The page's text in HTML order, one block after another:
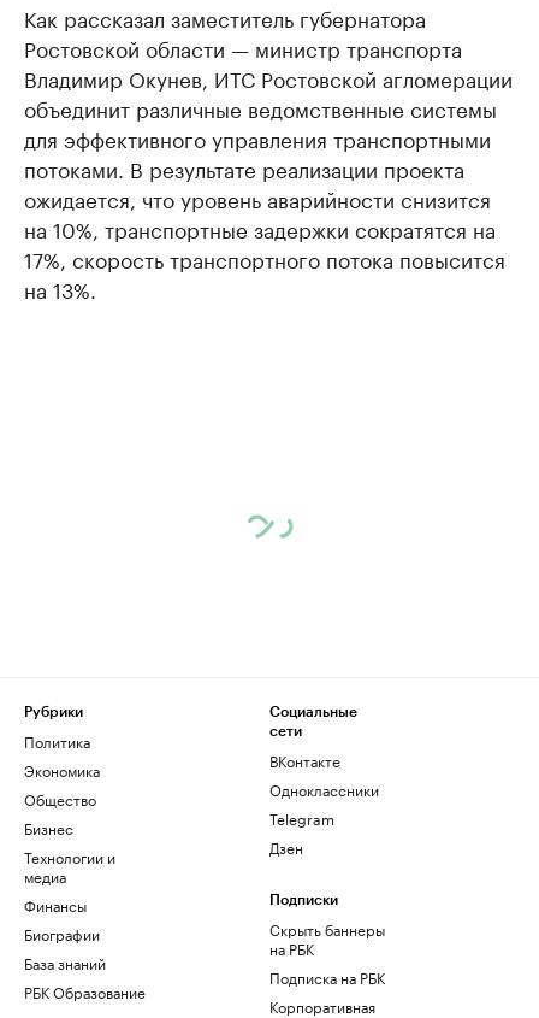
Как рассказал заместитель губернатора
Ростовской области — министр транспорта
Владимир Окунев, ИТС Ростовской агломерации
объединит различные ведомственные системы
для эффективного управления транспортными
потоками. В результате реализации проекта
ожидается, что уровень аварийности снизится
на 10%, транспортные задержки сократятся на
17%, скорость транспортного потока повысится
на 13%.
Рубрики
Политика
Экономика
Общество
Бизнес
Технологии и
медиа
Финансы
Биографии
База знаний
РБК Образование
Социальные
сети
ВКонтакте
Одноклассники
Telegram
Дзен
Подписки
Скрыть баннеры
на РБК
Подписка на РБК
Корпоративная